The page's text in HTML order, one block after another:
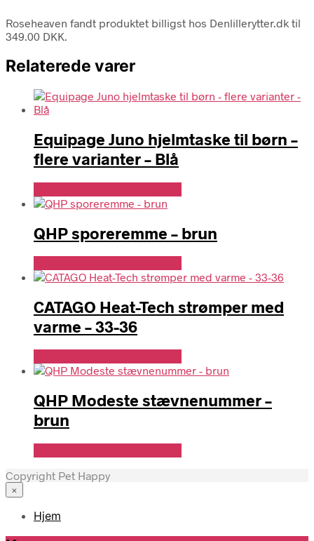
Roseheaven fandt produktet billigst hos Denlillerytter.dk til
349.00 DKK.
Relaterede varer
Equipage Juno hjelmtaske til børn –
flere varianter – Blå
QHP sporeremme – brun
CATAGO Heat-Tech strømper med
varme – 33-36
QHP Modeste stævnenummer –
brun
Copyright Pet Happy
×
Hjem